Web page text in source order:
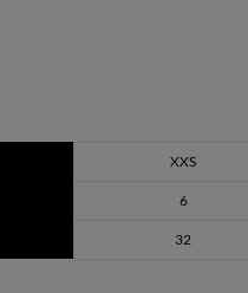
XXS
6
32